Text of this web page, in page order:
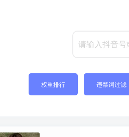
权重排行 违禁词过滤